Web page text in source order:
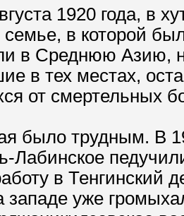
1920 года, в
семье, в которой
в Среднюю Азию,
в тех местах,
от смертельных
было трудным. В
Лабинское
в Тенгинский
уже